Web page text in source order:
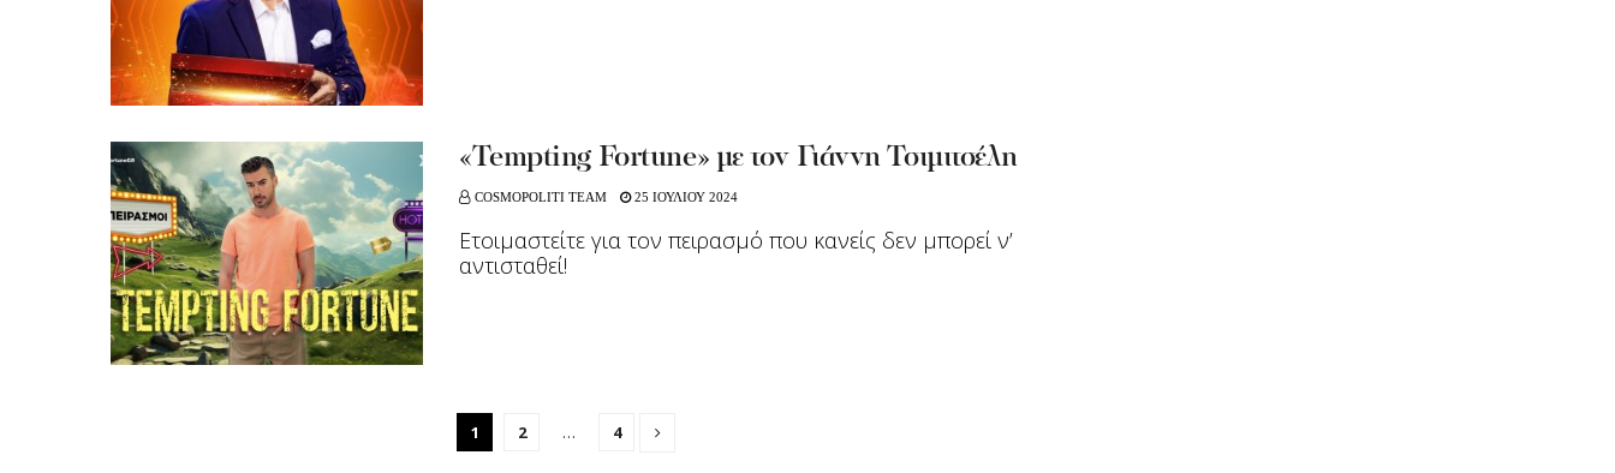
«Tempting Fortune» με τον Γιάννη Τσιμιτσέλη
COSMOPOLITI TEAM 25 ΙΟΥΛΙΟΥ 2024
Ετοιμαστείτε για τον πειρασμό που κανείς δεν μπορεί ν’
αντισταθεί!
1 2 … 4